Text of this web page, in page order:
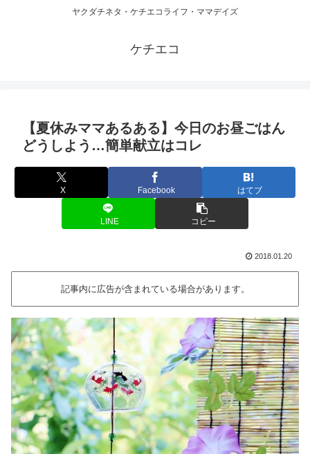
ヤクダチネタ・ケチエコライフ・ママデイズ
ケチエコ
【夏休みママあるある】今日のお昼ごはん
どうしよう…簡単献立はコレ
X Facebook はてブ
LINE コピー
2018.01.20
記事内に広告が含まれている場合があります。